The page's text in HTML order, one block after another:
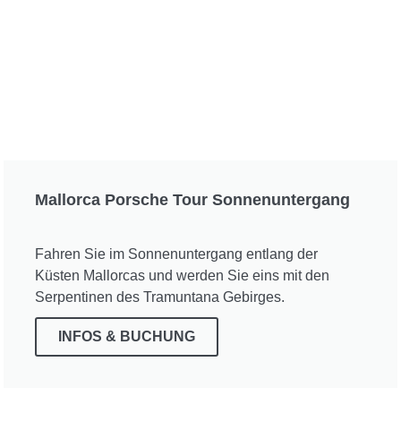
Mallorca Porsche Tour Sonnenuntergang
Fahren Sie im Sonnenuntergang entlang der
Küsten Mallorcas und werden Sie eins mit den
Serpentinen des Tramuntana Gebirges.
INFOS & BUCHUNG